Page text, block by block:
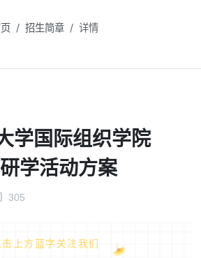
招生简章 详情
学国际组织学院
学活动方案
305
击上方蓝字关注我们